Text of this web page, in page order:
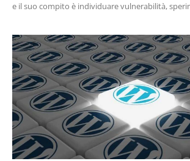
e il suo compito è individuare vulnerabilità,